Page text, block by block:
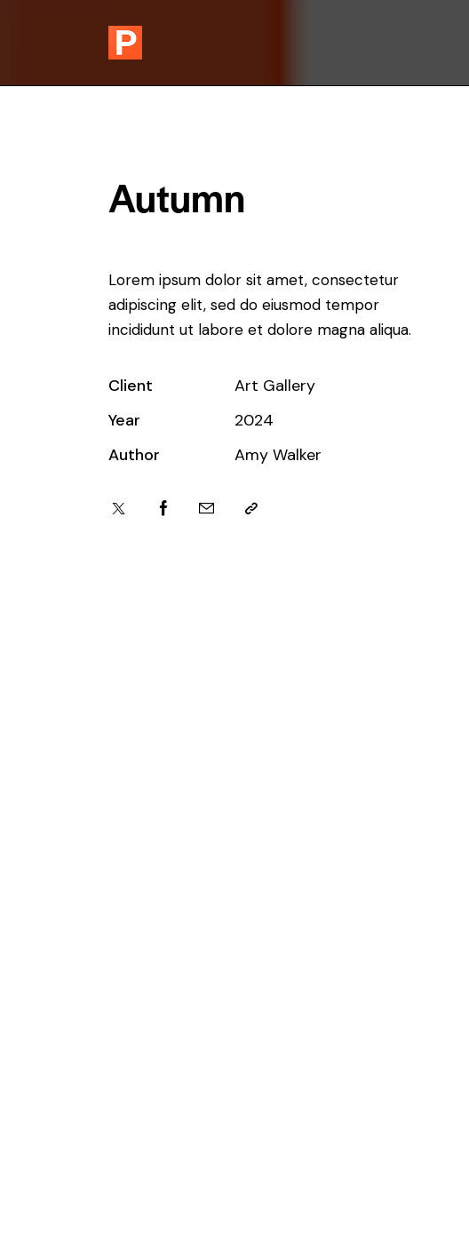
Autumn
Lorem ipsum dolor sit amet, consectetur
adipiscing elit, sed do eiusmod tempor
incididunt ut labore et dolore magna aliqua.
Client
Art Gallery
Year
2024
Author
Amy Walker